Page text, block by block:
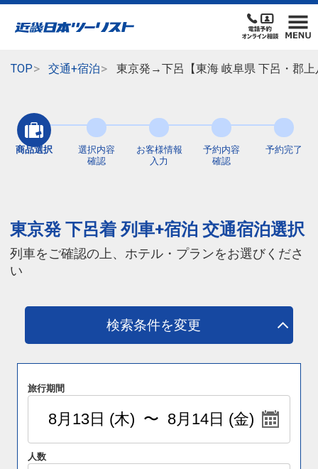
TOP 交通+宿泊 東京発→下呂【東海 岐阜県 下呂・郡
商品選択
選択内容
確認
お客様情報
入力
予約内容
確認
予約完了
東京発 下呂着 列車+宿泊 交通宿泊選択
列車をご確認の上、ホテル・プランをお選びくださ
い
検索条件を変更
旅行期間
人数